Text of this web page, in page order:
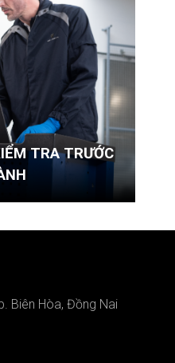
TRA TRƯỚC
Biên Hòa, Đồng Nai